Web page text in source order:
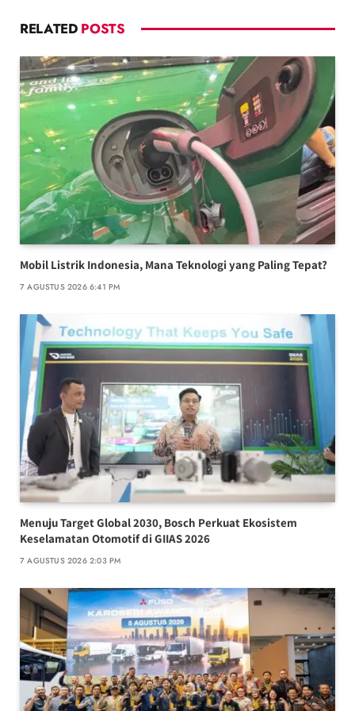
RELATED POSTS
Mobil Listrik Indonesia, Mana Teknologi yang Paling Tepat?
7 AGUSTUS 2026 6:41 PM
Menuju Target Global 2030, Bosch Perkuat Ekosistem
Keselamatan Otomotif di GIIAS 2026
7 AGUSTUS 2026 2:03 PM